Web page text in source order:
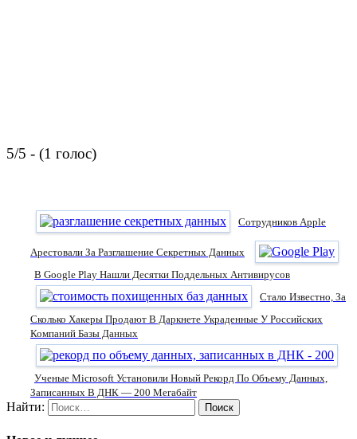
5/5 - (1 голос)
Сотрудников Apple
Арестовали За Разглашение Секретных Данных
В Google Play Нашли Десятки Поддельных Антивирусов
Стало Известно, За
Сколько Хакеры Продают В Даркнете Украденные У Российских
Компаний Базы Данных
Ученые Microsoft Установили Новый Рекорд По Объему Данных,
Записанных В ДНК — 200 Мегабайт
Найти: